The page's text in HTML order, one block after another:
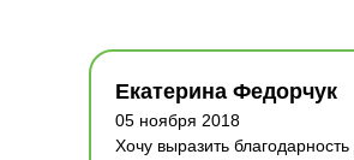
Екатерина Федорчук
05 ноября 2018
Хочу выразить благодарность